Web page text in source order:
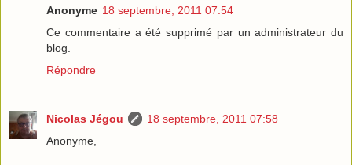
Anonyme 18 septembre, 2011 07:54
Ce commentaire a été supprimé par un administrateur du
blog.
Répondre
Nicolas Jégou
18 septembre, 2011 07:58
Anonyme,